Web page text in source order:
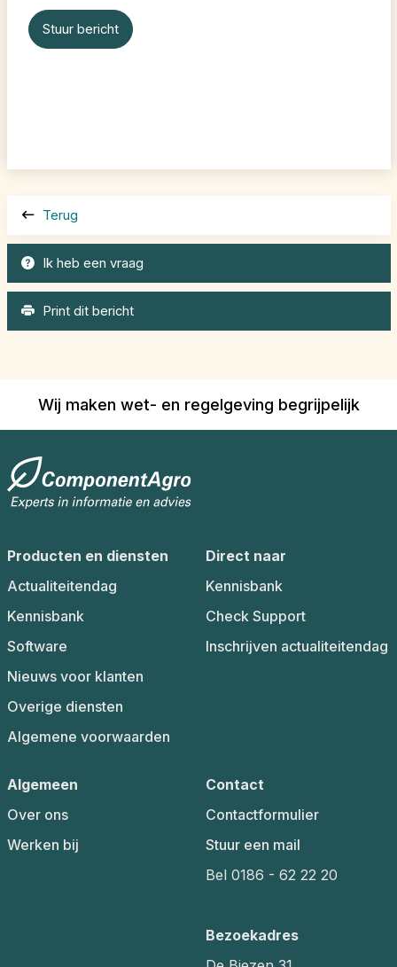
Stuur bericht
Terug
Ik heb een vraag
Print dit bericht
Wij maken wet- en regelgeving begrijpelijk
Producten en diensten
Actualiteitendag
Kennisbank
Software
Nieuws voor klanten
Overige diensten
Algemene voorwaarden
Direct naar
Kennisbank
Check Support
Inschrijven actualiteitendag
Algemeen
Over ons
Werken bij
Contact
Contactformulier
Stuur een mail
Bel 0186 - 62 22 20
Bezoekadres